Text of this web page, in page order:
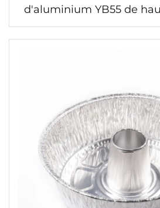
d'aluminium YB55 de
fruits, récipient en
conservation